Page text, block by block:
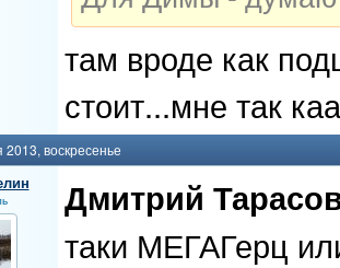
там вроде как
стоит...мне так
2013, воскресенье
Дмитрий
таки МЕГАГерц